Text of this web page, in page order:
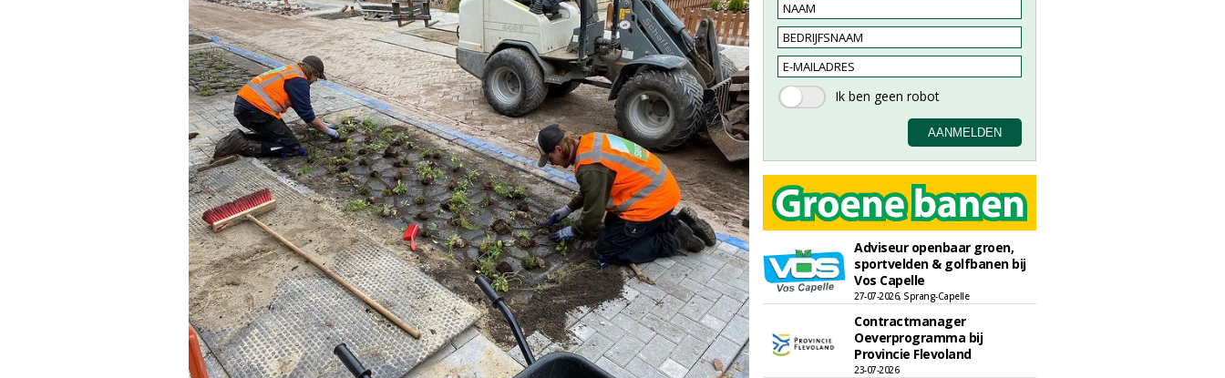
Adviseur openbaar groen,
sportvelden & golfbanen bij
Vos Capelle
27-07-2026, Sprang-Capelle
Contractmanager
Oeverprogramma bij
Provincie Flevoland
23-07-2026